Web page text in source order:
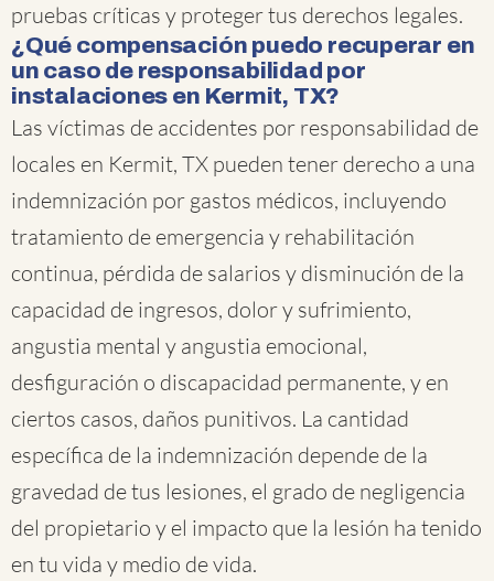
pruebas críticas y proteger tus derechos legales.
¿Qué compensación puedo recuperar en
un caso de responsabilidad por
instalaciones en Kermit, TX?
Las víctimas de accidentes por responsabilidad de
locales en Kermit, TX pueden tener derecho a una
indemnización por gastos médicos, incluyendo
tratamiento de emergencia y rehabilitación
continua, pérdida de salarios y disminución de la
capacidad de ingresos, dolor y sufrimiento,
angustia mental y angustia emocional,
desfiguración o discapacidad permanente, y en
ciertos casos, daños punitivos. La cantidad
específica de la indemnización depende de la
gravedad de tus lesiones, el grado de negligencia
del propietario y el impacto que la lesión ha tenido
en tu vida y medio de vida.